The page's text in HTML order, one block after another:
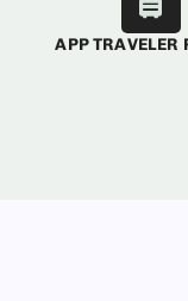
APP TRAVELER